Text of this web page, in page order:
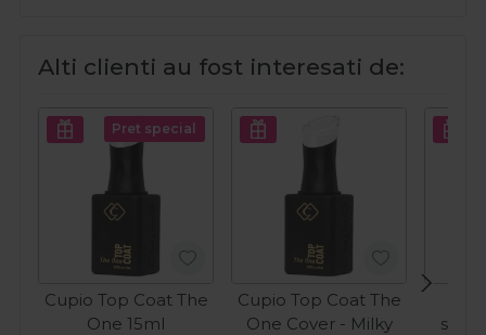
Alti clienti au fost interesati de:
Pret special
Cupio Top Coat The
One 15ml
Cupio Top Coat The
One Cover - Milky